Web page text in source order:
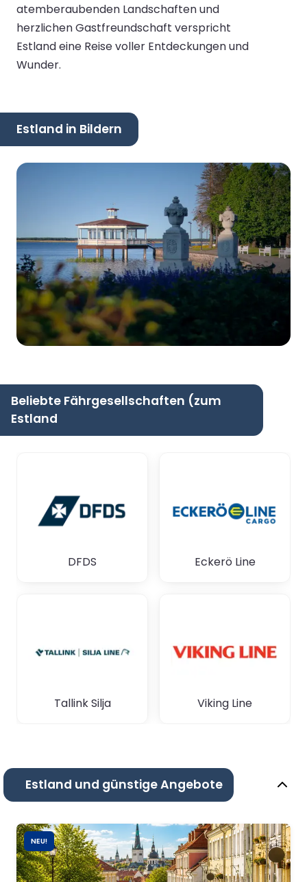
atemberaubenden Landschaften und
herzlichen Gastfreundschaft verspricht
Estland eine Reise voller Entdeckungen und
Wunder.
Estland in Bildern
Beliebte Fährgesellschaften (zum
Estland
DFDS Eckerö Line
Tallink Silja Viking Line
Estland und günstige Angebote
NEU!